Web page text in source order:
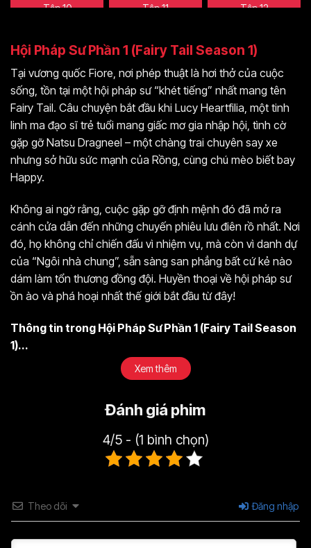
Tập 10 Tập 11 Tập 12
Tập 19 Tập 20 Tập 21
Tập 22 Tập 23 Tập 24
Tập 25 Tập 26 Tập 27
Tập 28
Tập 31 Tập 32 Tập 33
Tập 34 Tập 35 Tập 36
Tập 37 Tập 38 Tập 39
Tập 40 Tập 41 Tập 42
Tập 50
Tập 59
Tập 64 Tập 66
Hội Pháp Sư Phần 1 (Fairy Tail Season 1)
Tại vương quốc Fiore, nơi phép thuật là hơi thở của cuộc
sống, tồn tại một hội pháp sư “khét tiếng” nhất mang tên
Fairy Tail. Câu chuyện bắt đầu khi Lucy Heartfilia, một tinh
linh ma đạo sĩ trẻ tuổi mang giấc mơ gia nhập hội, tình cờ
gặp gỡ Natsu Dragneel – một chàng trai chuyên say xe
nhưng sở hữu sức mạnh của Rồng, cùng chú mèo biết bay
Happy.
Không ai ngờ rằng, cuộc gặp gỡ định mệnh đó đã mở ra
cánh cửa dẫn đến những chuyến phiêu lưu điên rồ nhất. Nơi
đó, họ không chỉ chiến đấu vì nhiệm vụ, mà còn vì danh dự
của “Ngôi nhà chung”, sẵn sàng san phẳng bất cứ kẻ nào
dám làm tổn thương đồng đội. Huyền thoại về hội pháp sư
ồn ào và phá hoại nhất thế giới bắt đầu từ đây!
Thông tin trong Hội Pháp Sư Phần 1 (Fairy Tail Season
1)...
Xem thêm
Đánh giá phim
4/5 - (1 bình chọn)
Theo dõi Đăng nhập